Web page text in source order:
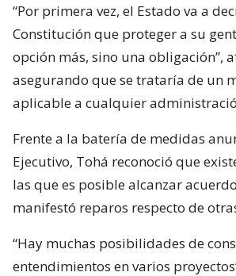
“Por primera vez, el Estado va a
Constitución que proteger a su
opción más, sino una obligación”,
asegurando que se trataría de un
aplicable a cualquier
Frente a la batería de medidas
Ejecutivo, Tohá reconoció que
las que es posible alcanzar
manifestó reparos respecto de
“Hay muchas posibilidades de
entendimientos en varios